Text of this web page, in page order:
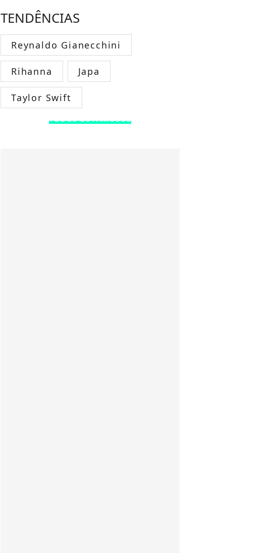
TENDÊNCIAS
Reynaldo Gianecchini
Rihanna Japa
Taylor Swift
TODOS OS FAMOSOS